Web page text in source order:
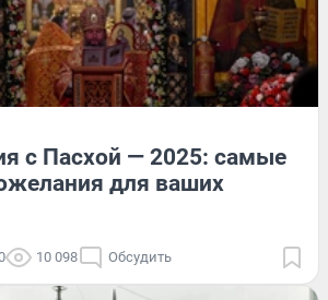
с Пасхой — 2025: самые
для ваших
10 098 Обсудить